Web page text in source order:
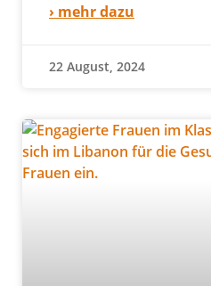
› mehr dazu
22 August, 2024